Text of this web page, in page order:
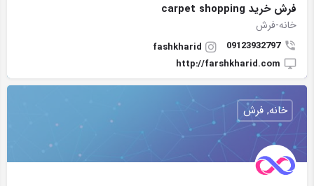
فرش خرید carpet shopping
خانه-فرش
09123932797
fashkharid
http://farshkharid.com
خانه, فرش